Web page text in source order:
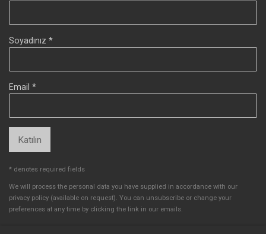
Soyadınız *
Email *
Katılın
* denotes required fields
We will process the personal data you have supplied in accordance with our
privacy policy (available on request). You can unsubscribe or change your
preferences at any time by clicking the link in our emails.